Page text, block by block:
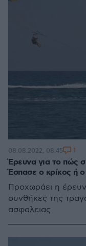
Έρευνα για το πώς
Έσπασε ο κρίκος ή ο
Προχωράει η
συνθήκες της
ασφαλειας
08.08.2022, 08:45 1